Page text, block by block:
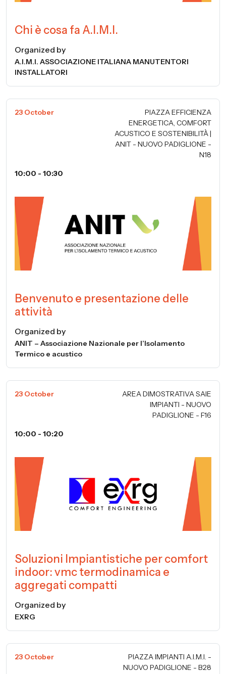
Chi è cosa fa A.I.M.I.
Organized by
A.I.M.I. ASSOCIAZIONE ITALIANA MANUTENTORI
INSTALLATORI
23 October
PIAZZA EFFICIENZA
ENERGETICA, COMFORT
ACUSTICO E SOSTENIBILITÀ |
ANIT - NUOVO PADIGLIONE -
N18
10:00 - 10:30
Benvenuto e presentazione delle
attività
Organized by
ANIT – Associazione Nazionale per l’Isolamento
Termico e acustico
23 October
AREA DIMOSTRATIVA SAIE
IMPIANTI - NUOVO
PADIGLIONE - F16
10:00 - 10:20
Soluzioni Impiantistiche per comfort
indoor: vmc termodinamica e
aggregati compatti
Organized by
EXRG
23 October
PIAZZA IMPIANTI A.I.M.I. -
NUOVO PADIGLIONE - B28